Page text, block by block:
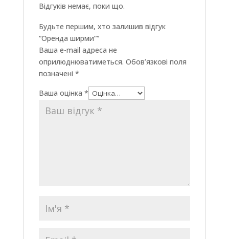
Відгуків немає, поки що.
Будьте першим, хто залишив відгук
“Оренда ширми”“
Ваша e-mail адреса не
оприлюднюватиметься. Обов’язкові поля
позначені *
Ваша оцінка *